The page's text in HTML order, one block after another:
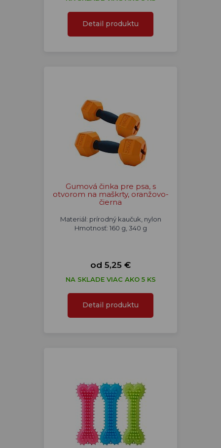
Detail produktu
Gumová činka pre psa, s
otvorom na maškrty, oranžovo-
čierna
Materiál: prírodný kaučuk, nylon
Hmotnosť: 160 g, 340 g
od 5,25 €
NA SKLADE VIAC AKO 5 KS
Detail produktu